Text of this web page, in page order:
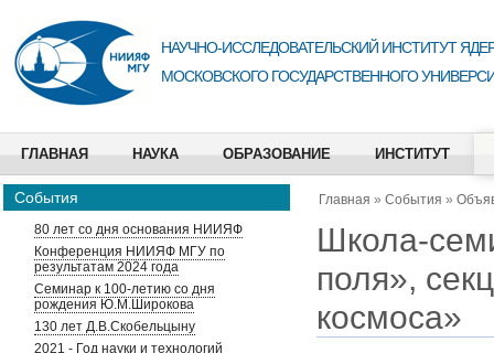
НАУЧНО-ИССЛЕДОВАТЕЛЬСКИЙ ИНСТИТУТ
МОСКОВСКОГО ГОСУДАРСТВЕННОГО
ГЛАВНАЯ НАУКА ОБРАЗОВАНИЕ ИНСТИТУТ
События
80 лет со дня основания НИИЯФ
Конференция НИИЯФ МГУ по
результатам 2024 года
Семинар к 100-летию со дня
рождения Ю.М.Широкова
130 лет Д.В.Скобельцыну
2021 - Год науки и технологий
Главная » События »
Школа-
поля»,
космоса»